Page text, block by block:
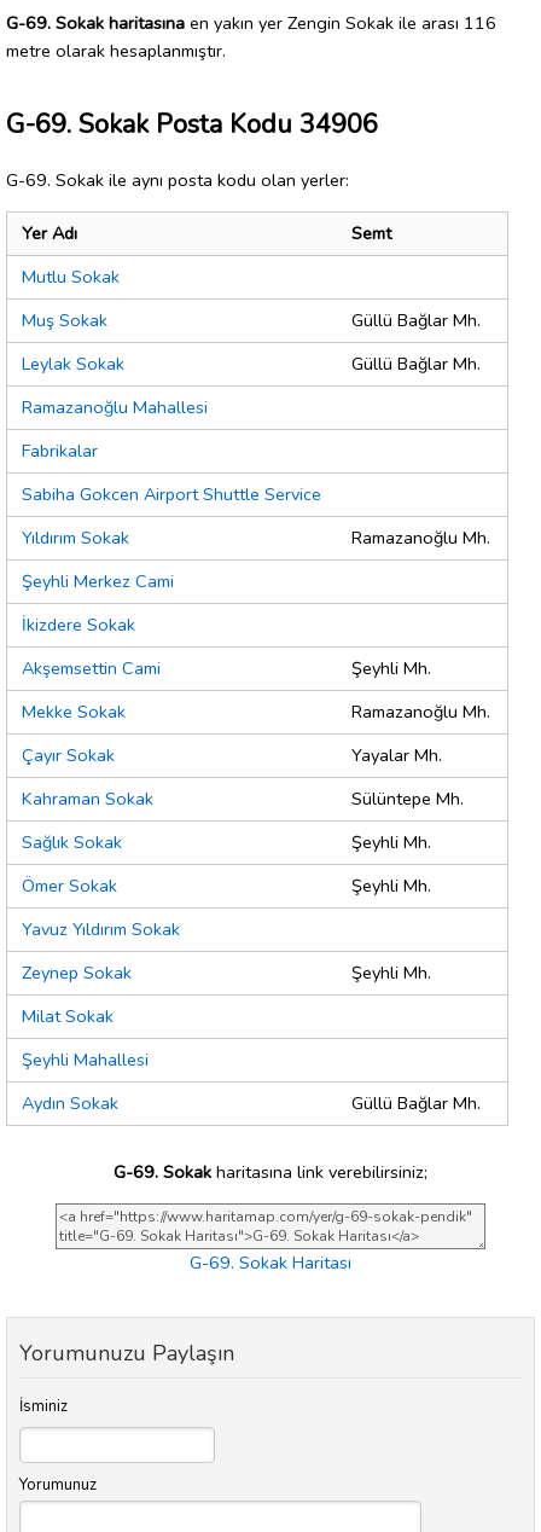
G-69. Sokak haritasına en yakın yer Zengin Sokak ile arası 116
metre olarak hesaplanmıştır.
G-69. Sokak Posta Kodu 34906
G-69. Sokak ile aynı posta kodu olan yerler:
Yer Adı
Semt
Mutlu Sokak
Muş Sokak
Güllü Bağlar Mh.
Leylak Sokak
Güllü Bağlar Mh.
Ramazanoğlu Mahallesi
Fabrikalar
Sabiha Gokcen Airport Shuttle Service
Yıldırım Sokak
Ramazanoğlu Mh.
Şeyhli Merkez Cami
İkizdere Sokak
Akşemsettin Cami
Şeyhli Mh.
Mekke Sokak
Ramazanoğlu Mh.
Çayır Sokak
Yayalar Mh.
Kahraman Sokak
Sülüntepe Mh.
Sağlık Sokak
Şeyhli Mh.
Ömer Sokak
Şeyhli Mh.
Yavuz Yıldırım Sokak
Zeynep Sokak
Şeyhli Mh.
Milat Sokak
Şeyhli Mahallesi
Aydın Sokak
Güllü Bağlar Mh.
G-69. Sokak haritasına link verebilirsiniz;
G-69. Sokak Haritası
Yorumunuzu Paylaşın
İsminiz
Yorumunuz